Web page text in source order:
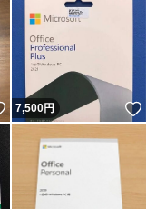
いいね！
7,500円